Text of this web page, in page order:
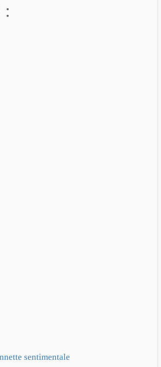
:
sentimentale